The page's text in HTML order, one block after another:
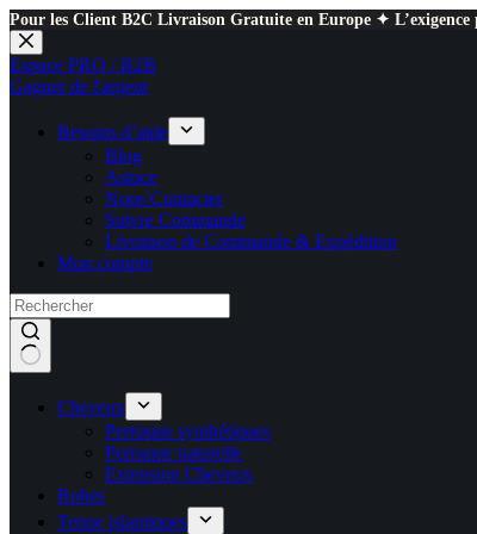
Pour les Client B2C Livraison Gratuite en Europe ✦
Passer
au
contenu
Espace PRO / B2B
Gagner de l'argent
Besoins d’aide
Blog
Astuce
Nous Contacter
Suivre Commande
Livraison de Commande & Expédition
Mon compte
Cheveux
Perruque synthétiques
Perruque naturelle
Extension Cheveux
Robes
Tenue islamiques